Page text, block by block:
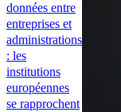
données entre
entreprises et
administrations
: les
institutions
européennes
se rapprochent